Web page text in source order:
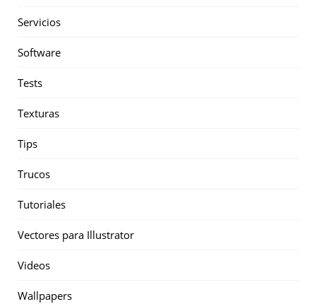
Servicios
Software
Tests
Texturas
Tips
Trucos
Tutoriales
Vectores para Illustrator
Videos
Wallpapers